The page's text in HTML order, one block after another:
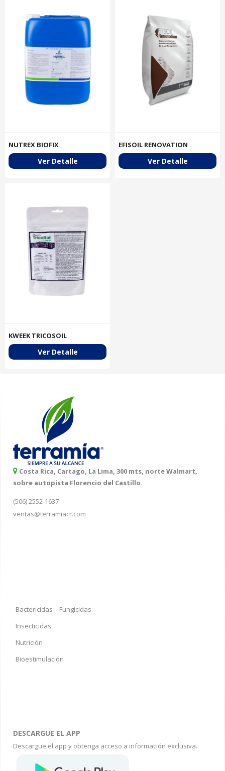
NUTREX BIOFIX
Ver Detalle
EFISOIL RENOVATION
Ver Detalle
KWEEK TRICOSOIL
Ver Detalle
Costa Rica, Cartago, La Lima, 300 mts, norte Walmart,
sobre autopista Florencio del Castillo.
(506) 2552-1637
ventas@terramiacr.com
Bactericidas – Fungicidas
Insecticidas
Nutrición
Bioestimulación
DESCARGUE EL APP
Descargue el app y obtenga acceso a información exclusiva.